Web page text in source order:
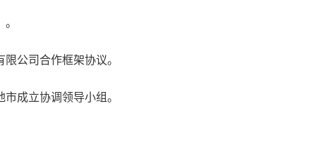
公司合作框架协议。
成立协调领导小组。